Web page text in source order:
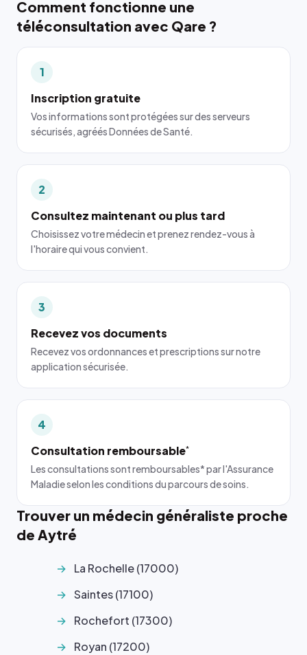
Comment fonctionne une
téléconsultation avec Qare ?
1
Inscription gratuite
Vos informations sont protégées sur des serveurs
sécurisés, agréés Données de Santé.
2
Consultez maintenant ou plus tard
Choisissez votre médecin et prenez rendez-vous à
l'horaire qui vous convient.
3
Recevez vos documents
Recevez vos ordonnances et prescriptions sur notre
application sécurisée.
4
Consultation remboursable*
Les consultations sont remboursables* par l'Assurance
Maladie selon les conditions du parcours de soins.
Trouver un médecin généraliste proche
de Aytré
La Rochelle (17000)
Saintes (17100)
Rochefort (17300)
Royan (17200)